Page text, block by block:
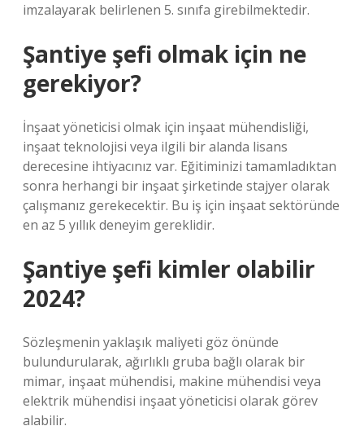
imzalayarak belirlenen 5. sınıfa girebilmektedir.
Şantiye şefi olmak için ne
gerekiyor?
İnşaat yöneticisi olmak için inşaat mühendisliği,
inşaat teknolojisi veya ilgili bir alanda lisans
derecesine ihtiyacınız var. Eğitiminizi tamamladıktan
sonra herhangi bir inşaat şirketinde stajyer olarak
çalışmanız gerekecektir. Bu iş için inşaat sektöründe
en az 5 yıllık deneyim gereklidir.
Şantiye şefi kimler olabilir
2024?
Sözleşmenin yaklaşık maliyeti göz önünde
bulundurularak, ağırlıklı gruba bağlı olarak bir
mimar, inşaat mühendisi, makine mühendisi veya
elektrik mühendisi inşaat yöneticisi olarak görev
alabilir.